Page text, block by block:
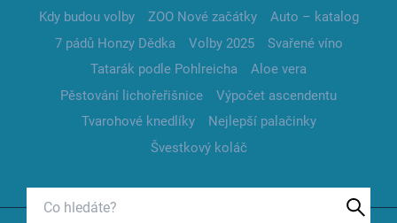
Kdy budou volby
ZOO Nové začátky
Auto – katalog
7 pádů Honzy Dědka
Volby 2025
Svařené víno
Tatarák podle Pohlreicha
Aloe vera
Pěstování lichořeřišnice
Výpočet ascendentu
Tvarohové knedlíky
Nejlepší palačinky
Švestkový koláč